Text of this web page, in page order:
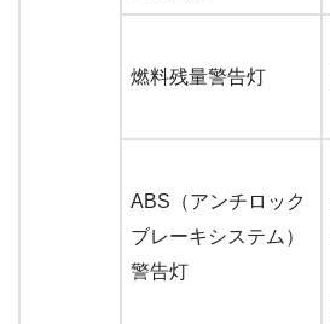
燃料残量警告灯
ABS（アンチロック
ブレーキシステム）
警告灯